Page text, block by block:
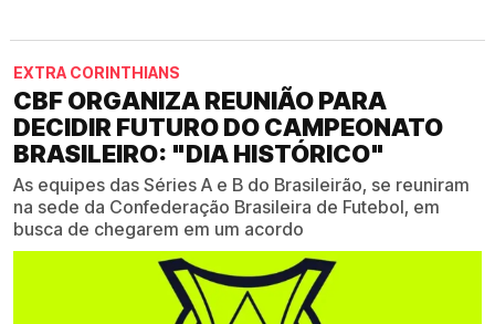
EXTRA CORINTHIANS
CBF ORGANIZA REUNIÃO PARA
DECIDIR FUTURO DO CAMPEONATO
BRASILEIRO: "DIA HISTÓRICO"
As equipes das Séries A e B do Brasileirão, se reuniram
na sede da Confederação Brasileira de Futebol, em
busca de chegarem em um acordo